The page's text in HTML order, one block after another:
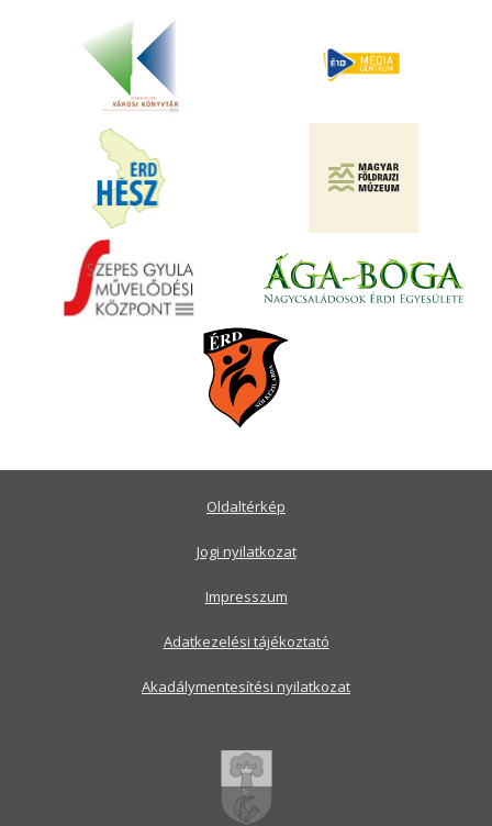
Oldaltérkép
Jogi nyilatkozat
Impresszum
Adatkezelési tájékoztató
Akadálymentesítési nyilatkozat